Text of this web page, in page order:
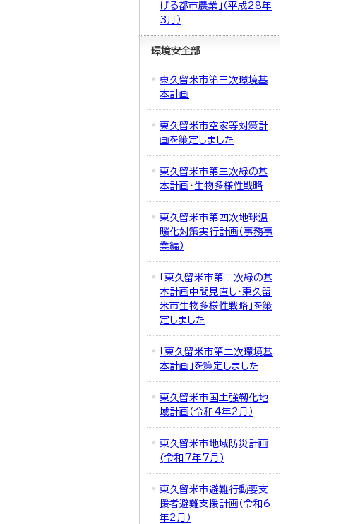
げる都市農業」（平成28年
3月）
環境安全部
東久留米市第三次環境基
本計画
東久留米市空家等対策計
画を策定しました
東久留米市第三次緑の基
本計画・生物多様性戦略
東久留米市第四次地球温
暖化対策実行計画（事務事
業編）
「東久留米市第二次緑の基
本計画中間見直し・東久留
米市生物多様性戦略」を策
定しました
「東久留米市第二次環境基
本計画」を策定しました
東久留米市国土強靱化地
域計画（令和4年2月）
東久留米市地域防災計画
(令和7年7月)
東久留米市避難行動要支
援者避難支援計画（令和6
年2月）